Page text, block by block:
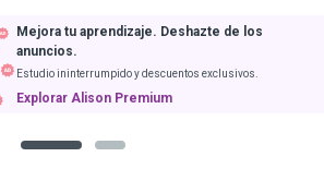
Mejora tu aprendizaje. Deshazte de los
anuncios.
Estudio ininterrumpido y descuentos exclusivos.
Explorar Alison Premium